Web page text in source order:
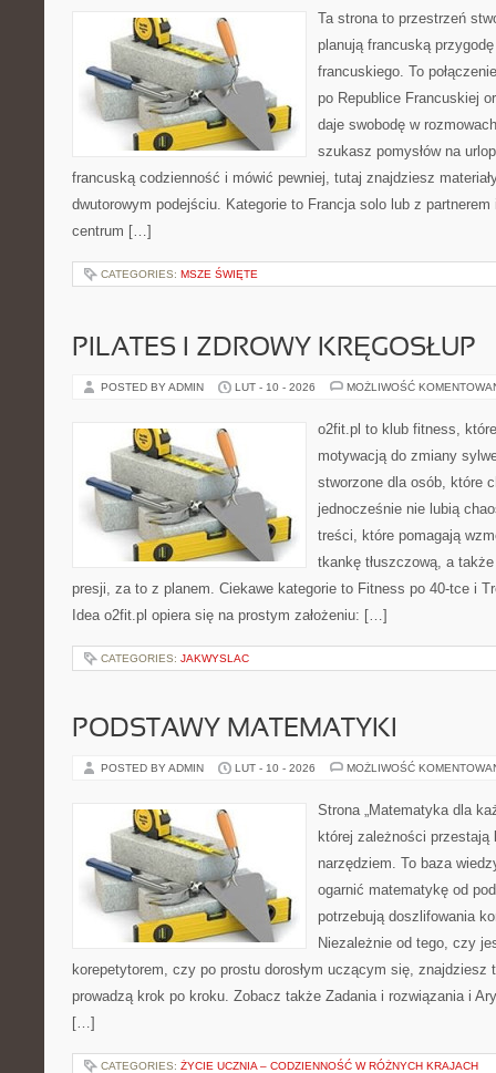
Ta strona to przestrzeń
planują francuską
francuskiego. To
po Republice Francuskiej
daje swobodę w
szukasz pomysłów na
francuską codzienność i mówić pewniej, tutaj znajdziesz
dwutorowym podejściu. Kategorie to Francja solo lub z
centrum […]
CATEGORIES: MSZE ŚWIĘTE
PILATES I ZDROWY KRĘGOSŁUP
POSTED BY ADMIN LUT - 10 - 2026 MOŻLIWOŚĆ
o2fit.pl to klub fitness,
motywacją do zmiany
stworzone dla osób, które
jednocześnie nie lubią
treści, które pomagają
tkankę tłuszczową, a
presji, za to z planem. Ciekawe kategorie to Fitness po 40-tce i
Idea o2fit.pl opiera się na prostym założeniu: […]
CATEGORIES: JAKWYSLAC
PODSTAWY MATEMATYKI
POSTED BY ADMIN LUT - 10 - 2026 MOŻLIWOŚĆ
Strona „Matematyka dla
której zależności
narzędziem. To baza
ogarnić matematykę od
potrzebują doszlifowania
Niezależnie od tego, czy
korepetytorem, czy po prostu dorosłym uczącym się, znajdziesz
prowadzą krok po kroku. Zobacz także Zadania i rozwiązania i
[…]
CATEGORIES: ŻYCIE UCZNIA – CODZIENNOŚĆ W RÓŻNYCH KRAJACH